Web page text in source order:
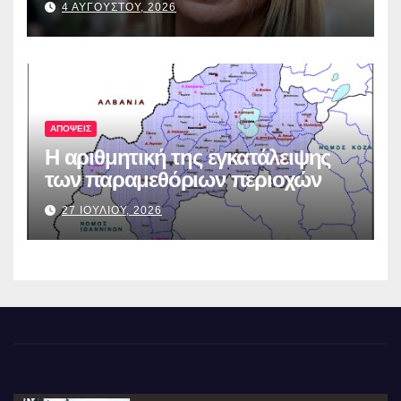
4 ΑΥΓΟΥΣΤΟΥ, 2026
ΑΠΟΨΕΙΣ
Η αριθμητική της εγκατάλειψης
των παραμεθόριων περιοχών
27 ΙΟΥΛΙΟΥ, 2026